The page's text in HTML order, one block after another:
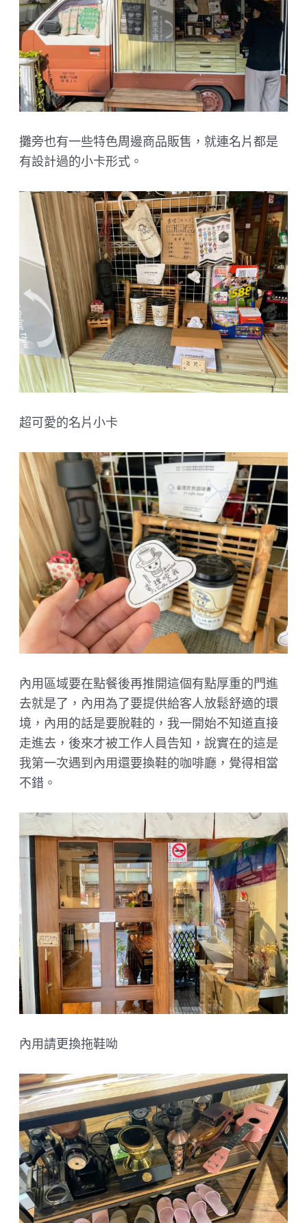
攤旁也有一些特色周邊商品販售，就連名片都是
有設計過的小卡形式。
超可愛的名片小卡
內用區域要在點餐後再推開這個有點厚重的門進
去就是了，內用為了要提供給客人放鬆舒適的環
境，內用的話是要脫鞋的，我一開始不知道直接
走進去，後來才被工作人員告知，說實在的這是
我第一次遇到內用還要換鞋的咖啡廳，覺得相當
不錯。
內用請更換拖鞋呦